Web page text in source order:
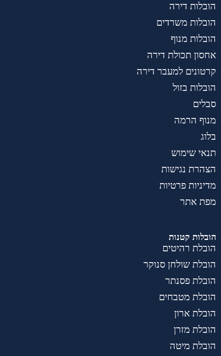
הובלות דירה
הובלות משרדים
הובלות מנוף
אחסון תכולת דירה
קרטונים למעבר דירה
הובלות בזול
סבלים
מנוף הרמה
בלוג
תנאי שימוש
הצהרת נגישות
מדיניות פרטיות
מפת אתר
הובלות קטנות
הובלת רהיטים
הובלת שולחן סנוקר
הובלת פסנתר
הובלת מטבחים
הובלת ארון
הובלת מזרן
הובלת מיטה